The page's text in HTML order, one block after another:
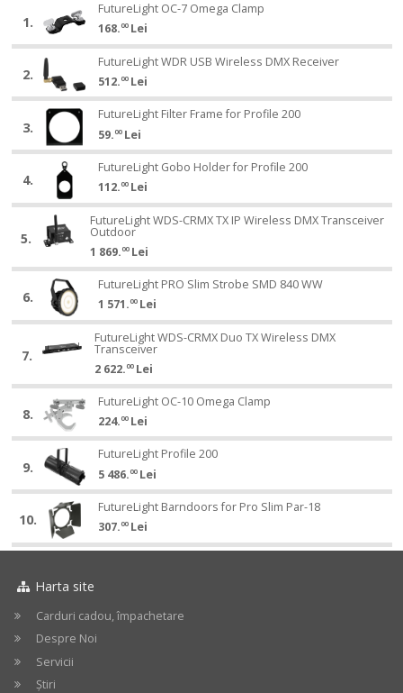
OC-
7
Omega
Clamp
1.
FutureLight
OC-
7
Omega
Clamp
FutureLight OC-7 Omega Clamp
168. 00 Lei
FutureLight
WDR
USB
Wireless
DMX
Receiver
2.
FutureLight
WDR
USB
Wireless
DMX
Receiver
FutureLight WDR USB Wireless DMX Receiver
512. 00 Lei
FutureLight
Filter
Frame
Profile
200
3.
FutureLight
Filter
Frame
for
Profile
200
FutureLight Filter Frame for Profile 200
59. 00 Lei
FutureLight
Gobo
Holder
Profile
4.
FutureLight
Gobo
Holder
for
Profile
200
FutureLight Gobo Holder for Profile 200
112. 00 Lei
FutureLight
WDS-
TX
Wireless
DMX
Transceiver
5.
FutureLight
WDS-
TX
IP
Wireless
Transceiver
FutureLight WDS-CRMX TX IP Wireless DMX Transceiver
Outdoor
1 869. 00 Lei
FutureLight
PRO
Slim
SMD
WW
6.
FutureLight
PRO
Slim
Strobe
840
WW
FutureLight PRO Slim Strobe SMD 840 WW
1 571. 00 Lei
WDS-
Duo
TX
Wireless
DMX
Transceiver
7.
FutureLight
WDS-
Duo
TX
Wireless
DMX
Transceiver
FutureLight WDS-CRMX Duo TX Wireless DMX
Transceiver
2 622. 00 Lei
FutureLight
OC-
10
Omega
Clamp
8.
FutureLight
OC-
10
Omega
Clamp
FutureLight OC-10 Omega Clamp
224. 00 Lei
FutureLight
Profile
200
9.
FutureLight
Profile
200
FutureLight Profile 200
5 486. 00 Lei
FutureLight
Barndoors
for
Slim
Par-
18
10.
FutureLight
Barndoors
for
Slim
18
FutureLight Barndoors for Pro Slim Par-18
307. 00 Lei
Harta site
Carduri cadou, împachetare
Despre Noi
Servicii
Știri